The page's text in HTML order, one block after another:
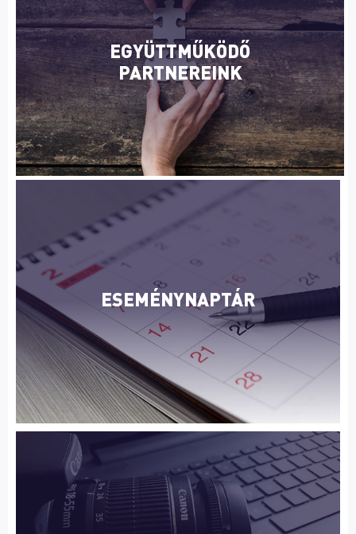
EGYÜTTMŰKÖDŐ
PARTNEREINK
ESEMÉNYNAPTÁR